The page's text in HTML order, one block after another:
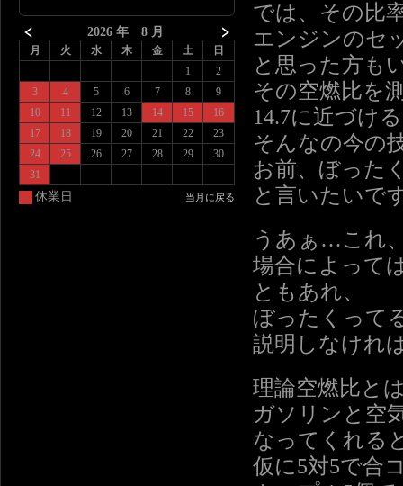
では、その比
エンジンのセ
と思った方も
その空燃比を
14.7に近づけ
そんなの今の
お前、ぼった
と言いたいで
うあぁ…これ
場合によって
ともあれ、
ぼったくって
説明しなけれ
理論空燃比と
ガソリンと空
なってくれる
仮に5対5で合
2026 年 8 月
月 火 水 木 金 土
日
1
2
3
4 5 6 7 8
9
10
11 12 13 14 15
16
17
18 19 20 21 22
23
24
25 26 27 28 29
30
31
休業日 当月に戻る